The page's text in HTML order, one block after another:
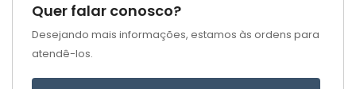
Quer falar conosco?
Desejando mais informações, estamos às ordens para
atendê-los.